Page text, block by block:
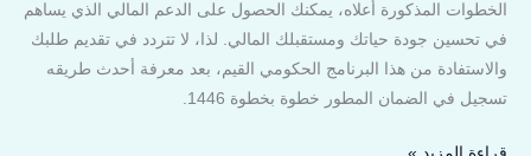
الخطوات المذكورة أعلاه، يمكنك الحصول على الدعم المالي الذي يساهم
في تحسين جودة حياتك ومستقبلك المالي. لذا، لا تتردد في تقديم طلبك
والاستفادة من هذا البرنامج الحكومي القيم، بعد معرفة أحدث طريقه
تسجيل في الضمان المطور خطوة بخطوة 1446.